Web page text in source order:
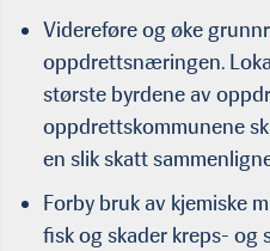
Videreføre og øke
oppdrettsnæringen.
største byrdene av
oppdrettskommunene
en slik skatt
Forby bruk av kjemiske
fisk og skader kreps- og